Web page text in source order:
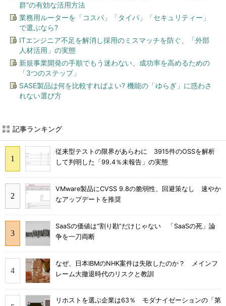
群”の有効な活用方法
業務用ルーターを「コスパ」「タイパ」「セキュリティー」
で選ぶなら?
ITエンジニア不足を解消し採用のミスマッチを防ぐ、「外部
人材活用」の実態
新規事業開発の手順でもう迷わない、成功率を高めるための
「3つのステップ」
SASE製品は何を比較すればよい? 機能の「ゆらぎ」に惑わさ
れない選び方
記事ランキング
従来型テストの限界があらわに 3915件のOSSを解析
して判明した「99.4％未報告」の実態
VMware製品にCVSS 9.8の脆弱性、回避策なし 速やか
なアップデートを推奨
SaaSの価値は“割り勘”だけじゃない 「SaaSの死」論
争を一刀両断
なぜ、日本IBMのNHK案件は失敗したのか？ メインフ
レーム大撤退時代のリスクと教訓
リホストを選ぶ企業は63％ モダナイゼーションの「第